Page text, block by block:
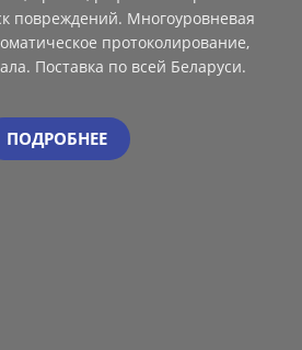
повреждений. Многоуровневая
протоколирование,
Поставка по всей Беларуси.
ПОДРОБНЕЕ